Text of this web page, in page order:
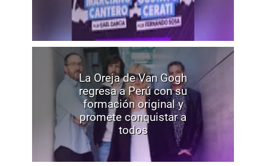
La Oreja de Van Gogh
regresa a Perú con su
formación original y
promete conquistar a
todos